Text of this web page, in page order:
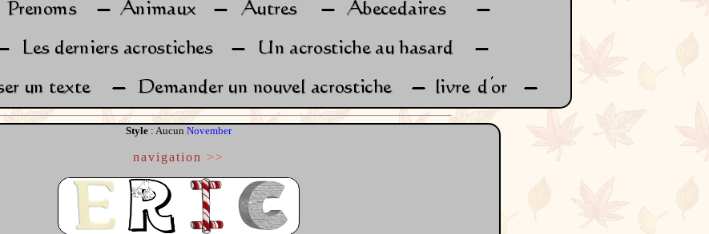
Style : Aucun November
navigation >>